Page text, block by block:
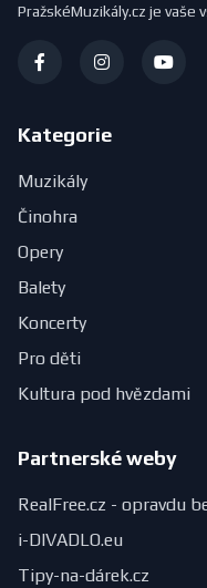
PražskéMuzikály.cz je vaše
Kategorie
Muzikály
Činohra
Opery
Balety
Koncerty
Pro děti
Kultura pod hvězdami
Partnerské weby
RealFree.cz - opravdu
i-DIVADLO.eu
Tipy-na-dárek.cz